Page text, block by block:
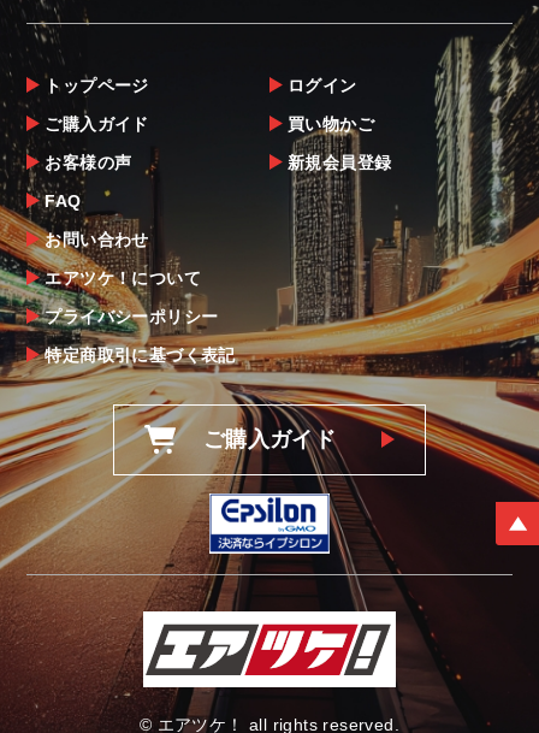
トップページ
ご購入ガイド
お客様の声
FAQ
お問い合わせ
エアツケ！について
プライバシーポリシー
特定商取引に基づく表記
ログイン
買い物かご
新規会員登録
ご購入ガイド
© エアツケ！ all rights reserved.